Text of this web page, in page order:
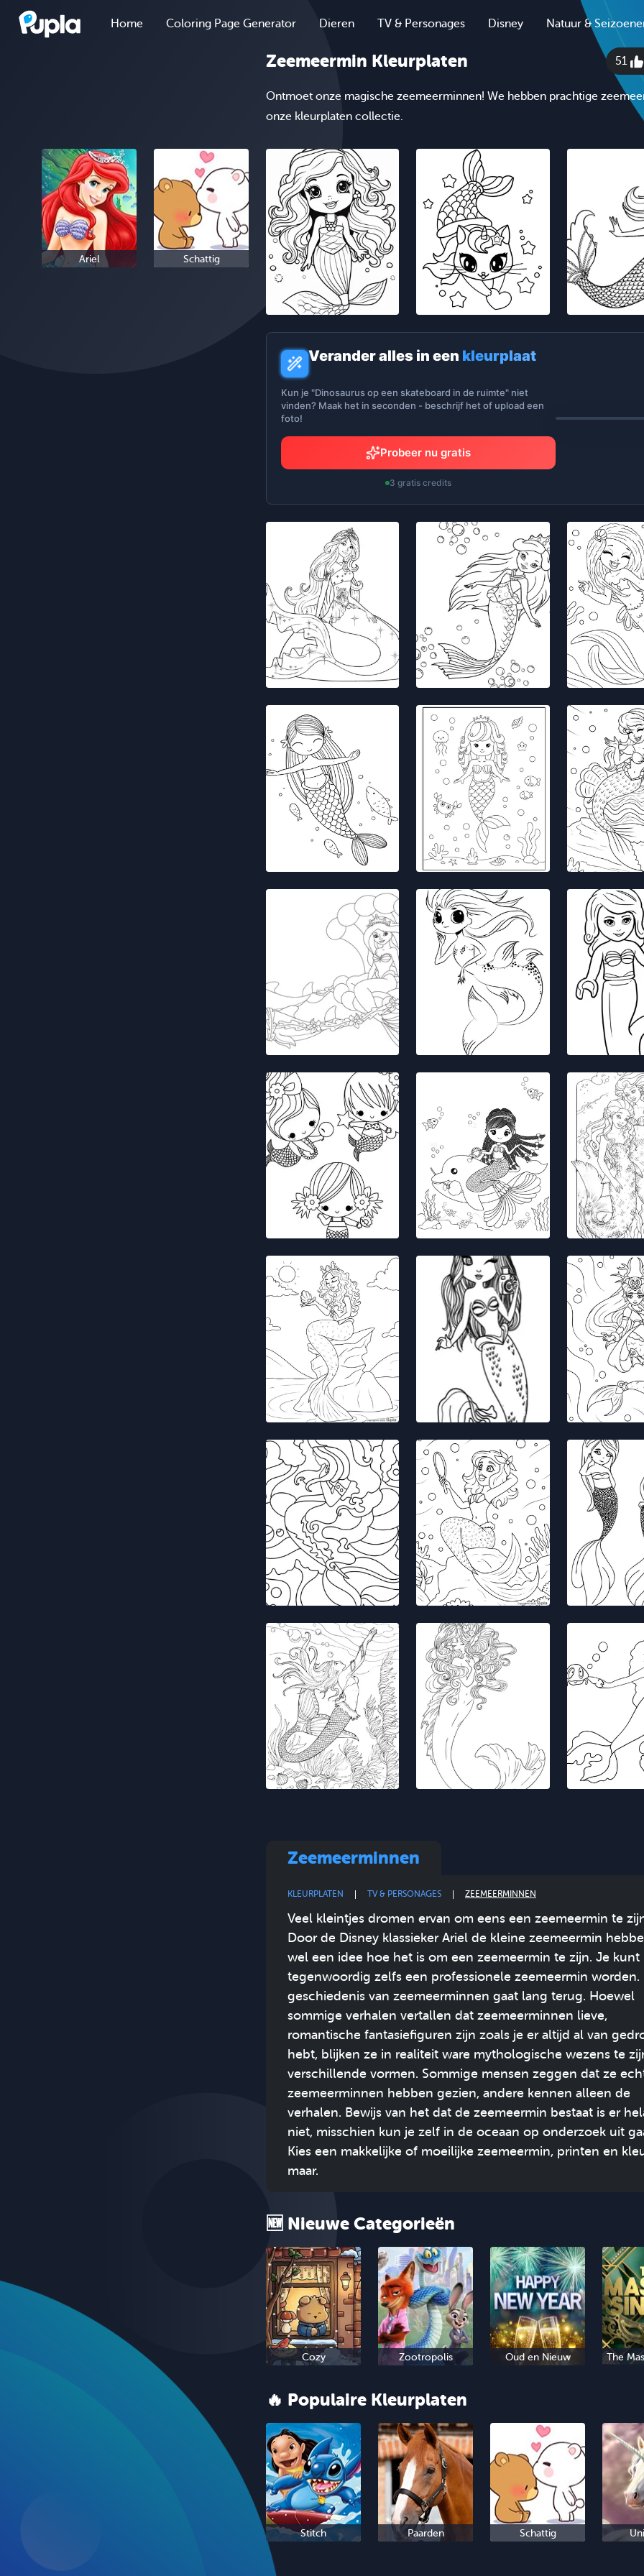
Home Coloring Page Generator Dieren TV & Personages Disney Natuur &
Zeemeermin Kleurplaten 51
Ontmoet onze magische zeemeerminnen! We hebben prachtige
onze kleurplaten collectie.
Ariel Schattig
Verander alles in een kleurplaat
Kun je "Dinosaurus op een skateboard in de ruimte" niet
vinden? Maak het in seconden - beschrijf het of upload een
foto!
Probeer nu gratis
3 gratis credits
Zeemeerminnen
KLEURPLATEN TV & PERSONAGES ZEEMEERMINNEN
Veel kleintjes dromen ervan om eens een zeemeermin te
Door de Disney klassieker Ariel de kleine zeemeermin
wel een idee hoe het is om een zeemeermin te zijn. Je kunt
tegenwoordig zelfs een professionele zeemeermin worden.
geschiedenis van zeemeerminnen gaat lang terug. Hoewel
sommige verhalen vertallen dat zeemeerminnen lieve,
romantische fantasiefiguren zijn zoals je er altijd al van
hebt, blijken ze in realiteit ware mythologische wezens te
verschillende vormen. Sommige mensen zeggen dat ze
zeemeerminnen hebben gezien, andere kennen alleen de
verhalen. Bewijs van het dat de zeemeermin bestaat is er
niet, misschien kun je zelf in de oceaan op onderzoek uit
Kies een makkelijke of moeilijke zeemeermin, printen en
maar.
🆕 Nieuwe Categorieën
Cozy Zootropolis Oud en Nieuw The
🔥 Populaire Kleurplaten
Stitch Paarden Schattig